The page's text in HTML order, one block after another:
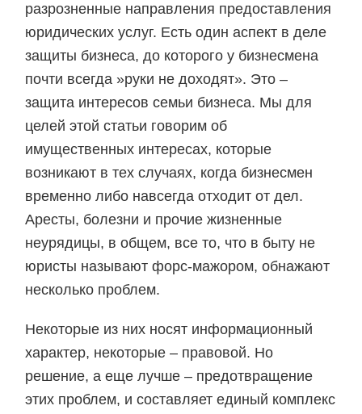
разрозненные направления предоставления
юридических услуг. Есть один аспект в деле
защиты бизнеса, до которого у бизнесмена
почти всегда »руки не доходят». Это –
защита интересов семьи бизнеса. Мы для
целей этой статьи говорим об
имущественных интересах, которые
возникают в тех случаях, когда бизнесмен
временно либо навсегда отходит от дел.
Аресты, болезни и прочие жизненные
неурядицы, в общем, все то, что в быту не
юристы называют форс-мажором, обнажают
несколько проблем.
Некоторые из них носят информационный
характер, некоторые – правовой. Но
решение, а еще лучше – предотвращение
этих проблем, и составляет единый комплекс